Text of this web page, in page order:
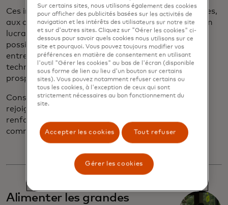
Ces informations offrent aux institutions financières,
aux collectivités locales, aux organisations à but non
lucratif et aux organisations communautaires des
possibilités d'action pour collaborer avec les
entrepreneurs ruraux et les aider à adopter la
technologie, à renforcer leur santé financière et à
prospérer dans l'économie d'aujourd'hui.
Consultez le livre blanc dans son intégralité et
rejoignez-nous dans l'élaboration de solutions qui
renforcent les entrepreneurs ruraux et les
communautés qu'ils servent.
Alimenter les grandes
Sur certains sites, nous utilisons également des cookies
pour afficher des publicités basées sur les activités de
navigation et les intérêts des utilisateurs sur notre site
et sur d'autres sites. Cliquez sur "Gérer les cookies" ci-
dessous pour savoir quels cookies nous utilisons sur ce
site et pourquoi. Vous pouvez toujours modifier vos
préférences en matière de consentement en utilisant
l'outil "Gérer les cookies" au bas de l'écran (disponible
sous forme de lien au lieu d'un bouton sur certains
sites). Vous pouvez notamment refuser certains ou
tous les cookies, à l'exception de ceux qui sont
strictement nécessaires au bon fonctionnement du
site.
Accepter les cookies Tout refuser
Gérer les cookies